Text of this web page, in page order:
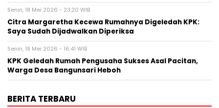
Senin, 18 Mei 2026 - 23:20 WIB
Citra Margaretha Kecewa Rumahnya Digeledah KPK:
Saya Sudah Dijadwalkan Diperiksa
Senin, 18 Mei 2026 - 16:41 WIB
KPK Geledah Rumah Pengusaha Sukses Asal Pacitan,
Warga Desa Bangunsari Heboh
BERITA TERBARU